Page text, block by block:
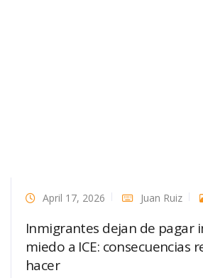
April 17, 2026 Juan Ruiz
Inmigrantes dejan de pagar
miedo a ICE: consecuencias
hacer